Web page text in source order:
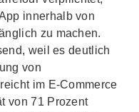
innerhalb von
zu machen.
weil es deutlich
von
im E-Commerce
von 71 Prozent